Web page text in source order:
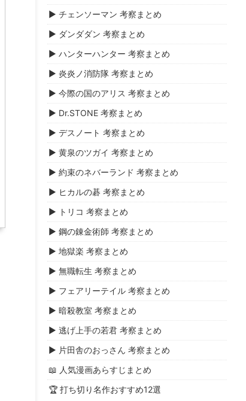
▶ チェンソーマン 考察まとめ
▶ ダンダダン 考察まとめ
▶ ハンターハンター 考察まとめ
▶ 炎炎ノ消防隊 考察まとめ
▶ 今際の国のアリス 考察まとめ
▶ Dr.STONE 考察まとめ
▶ デスノート 考察まとめ
▶ 黄泉のツガイ 考察まとめ
▶ 約束のネバーランド 考察まとめ
▶ ヒカルの碁 考察まとめ
▶ トリコ 考察まとめ
▶ 鋼の錬金術師 考察まとめ
▶ 地獄楽 考察まとめ
▶ 無職転生 考察まとめ
▶ フェアリーテイル 考察まとめ
▶ 暗殺教室 考察まとめ
▶ 逃げ上手の若君 考察まとめ
▶ 片田舎のおっさん 考察まとめ
📖 人気漫画あらすじまとめ
🏆 打ち切り名作おすすめ12選